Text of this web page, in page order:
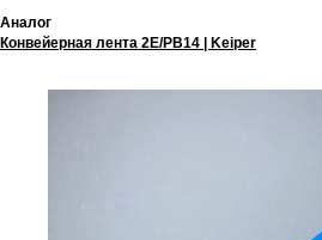
Аналог
Конвейерная лента 2E/PB14 | Keiper